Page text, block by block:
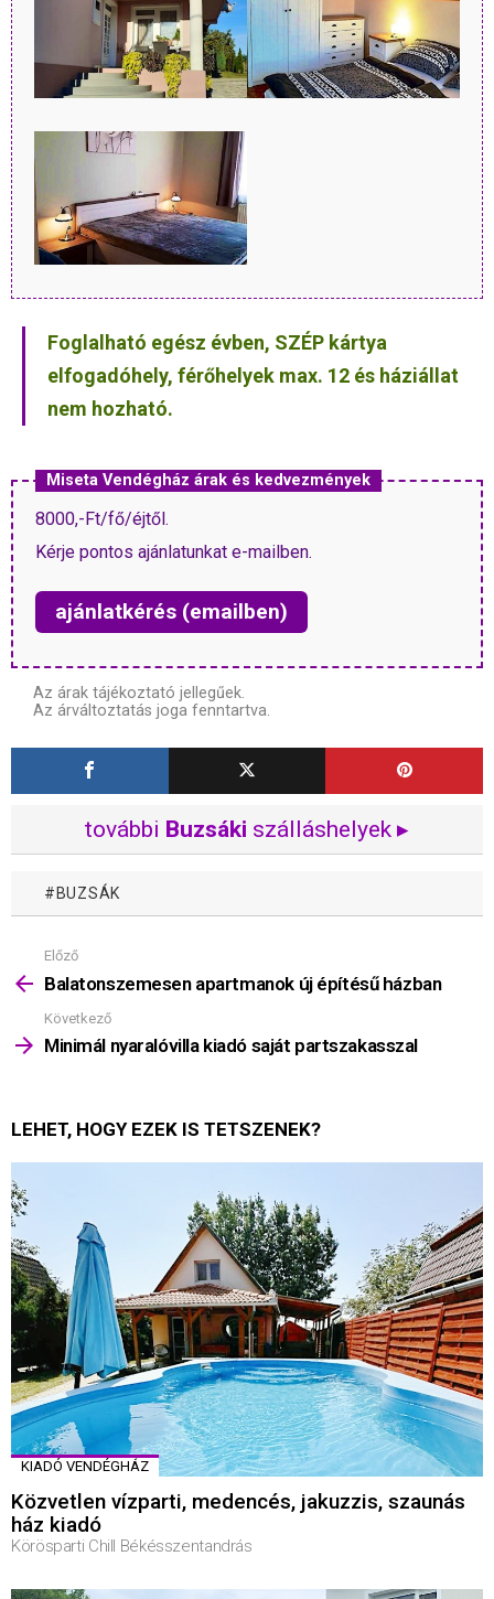
Foglalható egész évben, SZÉP kártya
elfogadóhely, férőhelyek max. 12 és háziállat
nem hozható.
Miseta Vendégház árak és kedvezmények
8000,-Ft/fő/éjtől.
Kérje pontos ajánlatunkat e-mailben.
ajánlatkérés (emailben)
Az árak tájékoztató jellegűek.
Az árváltoztatás joga fenntartva.
további Buzsáki szálláshelyek ▸
BUZSÁK
Mutass
többet
Előző
Balatonszemesen apartmanok új építésű házban
Következő
Minimál nyaralóvilla kiadó saját partszakasszal
LEHET, HOGY EZEK IS TETSZENEK?
KIADÓ VENDÉGHÁZ
Közvetlen vízparti, medencés, jakuzzis, szaunás
ház kiadó
Körösparti Chill Békésszentandrás